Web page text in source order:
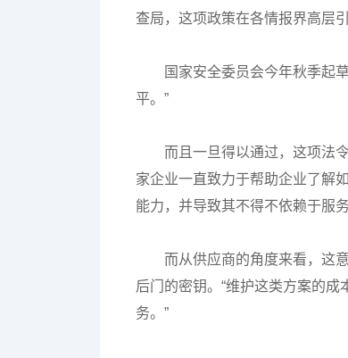
查局，这项政策在各情报界高层
国家安全委员会今年秋季起
平。”
而且一旦得以通过，这项法
家企业一直致力于帮助企业了解
能力，并导致其不得不依赖于服
而从供应商的角度来看，这
后门的密钥。“维护这类方案的
务。”